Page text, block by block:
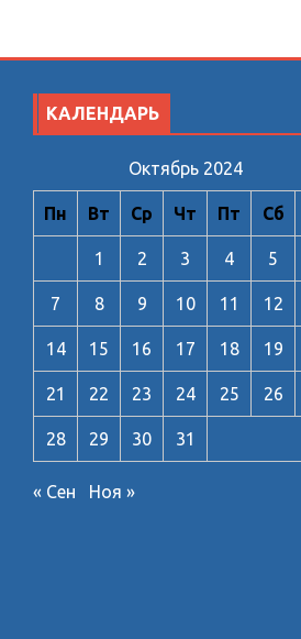
КАЛЕНДАРЬ
Октябрь 2024
Пн Вт Ср Чт Пт Сб
1 2 3 4 5
7 8 9 10 11 12
14 15 16 17 18 19
21 22 23 24 25 26
28 29 30 31
« Сен Ноя »